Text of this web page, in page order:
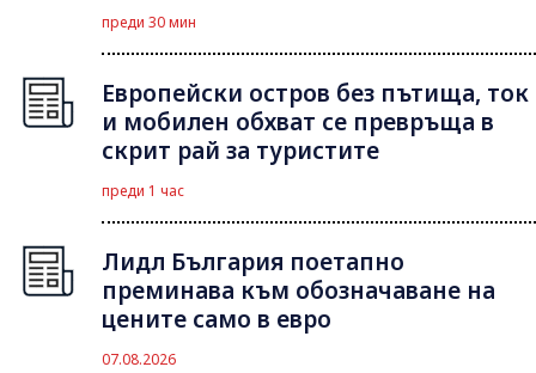
преди 30 мин
Европейски остров без пътища, ток
и мобилен обхват се превръща в
скрит рай за туристите
преди 1 час
Лидл България поетапно
преминава към обозначаване на
цените само в евро
07.08.2026